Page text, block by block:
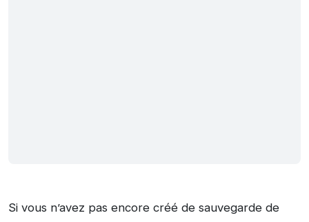
Si vous n’avez pas encore créé de sauvegarde de